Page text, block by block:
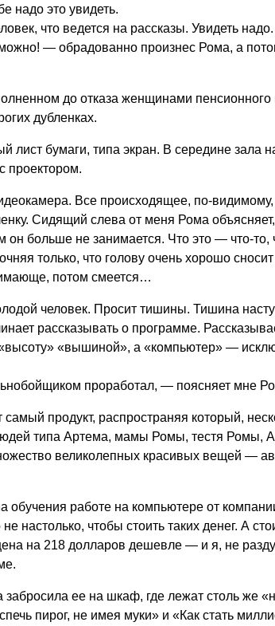
это увидеть.
что ведется на рассказы. Увидеть надо.
— обрадованно произнес Рома, а
до отказа женщинами пенсионного
дубленках.
лист бумаги, типа экран. В середине зала
проектором.
Все происходящее, по-видимому,
Сидящий слева от меня Рома
он больше не занимается. Что это — что-то,
только, что голову очень хорошо
потом смеется…
человек. Просит тишины. Тишина
рассказывать о программе.
«вышиной», а «компьютер» —
проработал, — поясняет мне
продукт, распространяя который,
типа Артема, мамы Ромы, тестя Ромы,
великолепных красивых вещей —
обучения работе на компьютере от
настолько, чтобы стоить таких денег. А
на 218 долларов дешевле — и я, не
забросила ее на шкаф, где лежат столь же
пирог, не имея муки» и «Как стать